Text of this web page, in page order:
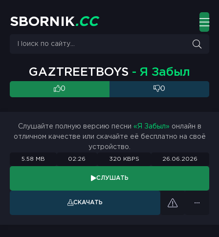
S BO R N K.CC
GAZTREETBOYS - Я Забыл
0 0
Слушайте полную версию песни «Я Забыл» онлайн в
отличном качестве или скачайте её бесплатно на своё
устройство.
5.58 MB 02:26 320 KBPS 26.06.2026
СЛУШАТЬ
СКАЧАТЬ